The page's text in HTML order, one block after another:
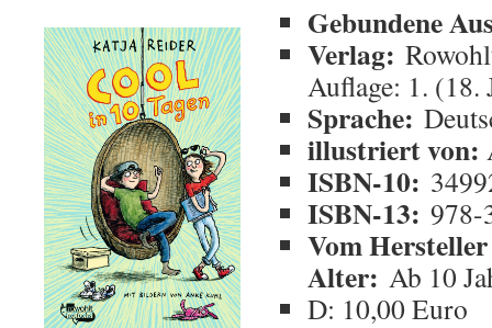
Gebundene
Verlag:
Auflage: 1. (18.
Sprache:
illustriert von:
ISBN-10:
ISBN-13: 978-
Vom
Alter: Ab 10
D: 10,00 Euro